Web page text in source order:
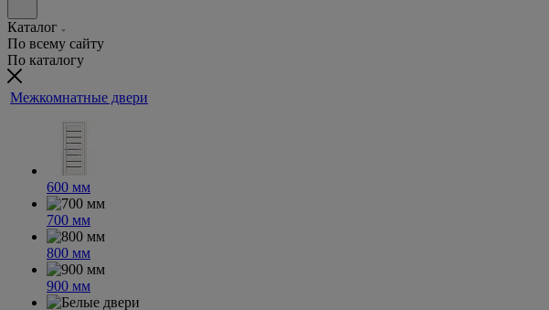
Каталог
По всему сайту
По каталогу
Межкомнатные двери
600 мм
700 мм
800 мм
900 мм